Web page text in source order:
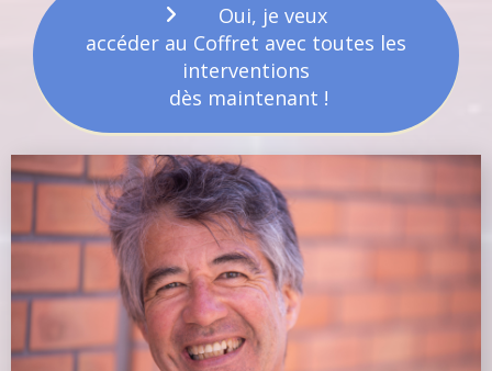
Oui, je veux
accéder au Coffret avec toutes les
interventions
dès maintenant !